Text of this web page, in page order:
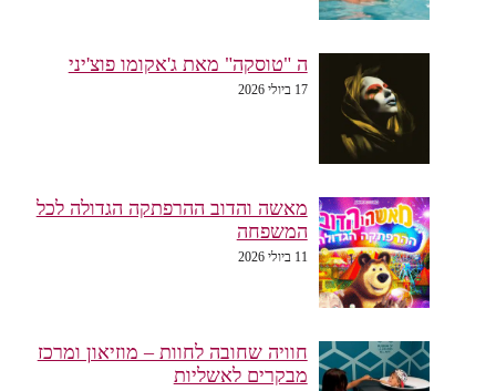
ה "טוסקה" מאת ג'אקומו פוצ'יני
17 ביולי 2026
מאשה והדוב ההרפתקה הגדולה לכל
המשפחה
11 ביולי 2026
חוויה שחובה לחוות – מוזיאון ומרכז
מבקרים לאשליות